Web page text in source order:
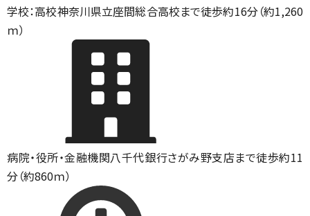
学校：高校神奈川県立座間総合高校まで徒歩約16分（約1,260
ｍ）
病院・役所・金融機関八千代銀行さがみ野支店まで徒歩約11
分（約860ｍ）